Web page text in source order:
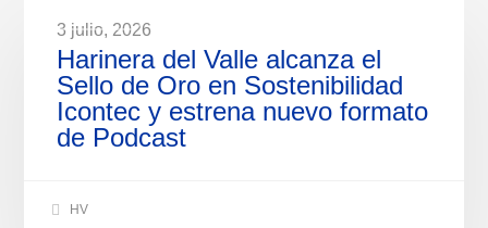
3 julio, 2026
Harinera del Valle alcanza el
Sello de Oro en Sostenibilidad
Icontec y estrena nuevo formato
de Podcast
HV